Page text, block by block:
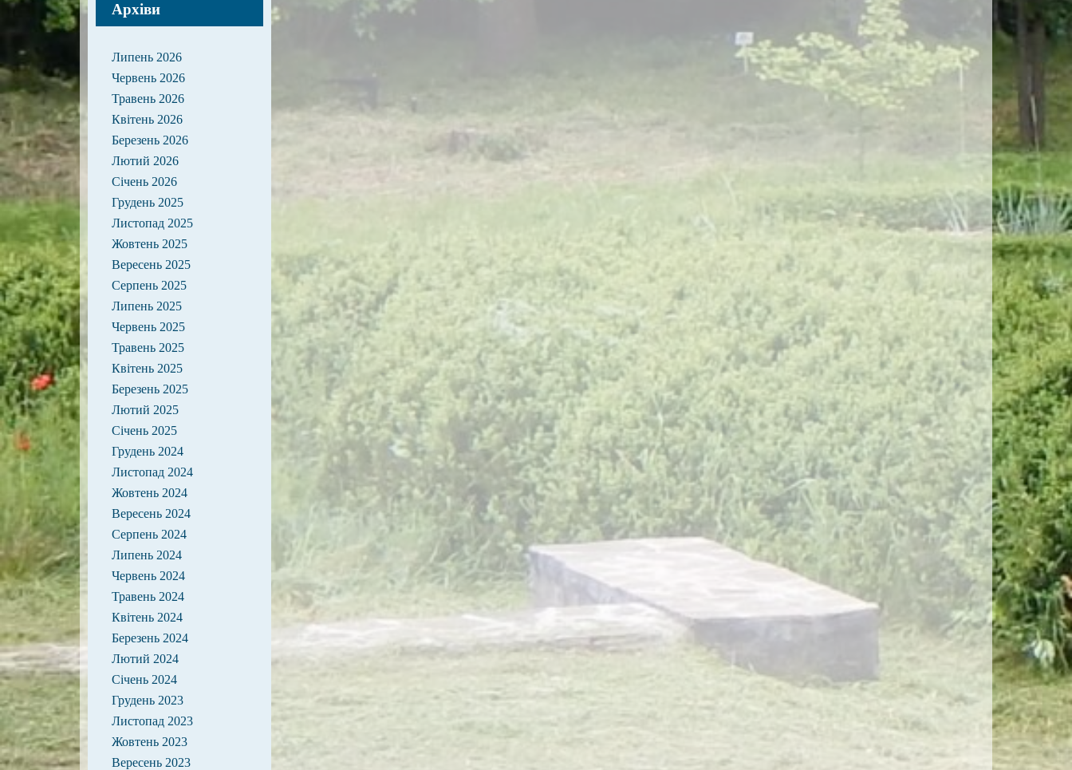
Архіви
Липень 2026
Червень 2026
Травень 2026
Квітень 2026
Березень 2026
Лютий 2026
Січень 2026
Грудень 2025
Листопад 2025
Жовтень 2025
Вересень 2025
Серпень 2025
Липень 2025
Червень 2025
Травень 2025
Квітень 2025
Березень 2025
Лютий 2025
Січень 2025
Грудень 2024
Листопад 2024
Жовтень 2024
Вересень 2024
Серпень 2024
Липень 2024
Червень 2024
Травень 2024
Квітень 2024
Березень 2024
Лютий 2024
Січень 2024
Грудень 2023
Листопад 2023
Жовтень 2023
Вересень 2023